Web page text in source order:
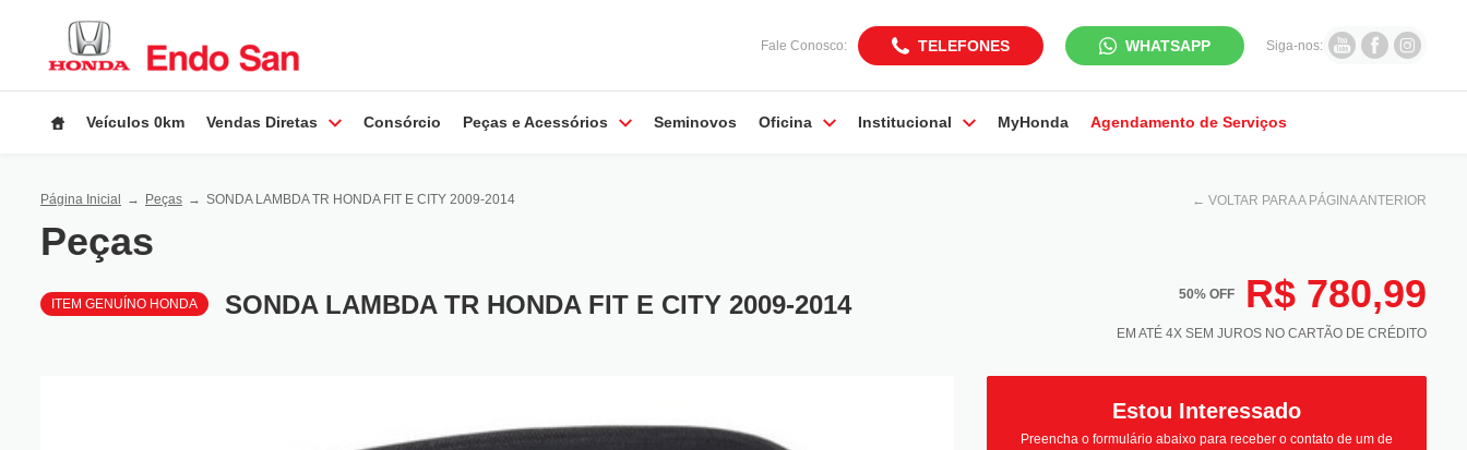
Fale Conosco: TELEFONES WHATSAPP Siga-nos:
Veículos 0km Vendas Diretas Consórcio Peças e Acessórios Seminovos Oficina Institucional MyHonda Agendamento de Serviços
Página Inicial Peças SONDA LAMBDA TR HONDA FIT E CITY 2009-2014 ← VOLTAR PARA A PÁGINA ANTERIOR
Peças
ITEM GENUÍNO HONDA SONDA LAMBDA TR HONDA FIT E CITY 2009-2014 50% OFF R$ 780,99
EM ATÉ 4X SEM JUROS NO CARTÃO DE CRÉDITO
Estou Interessado
Preencha o formulário abaixo para receber o contato de um de